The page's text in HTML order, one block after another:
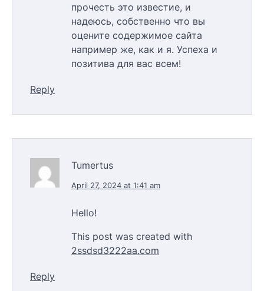
прочесть это известие, и
надеюсь, собственно что вы
оцените содержимое сайта
например же, как и я. Успеха и
позитива для вас всем!
Reply
Tumertus
April 27, 2024 at 1:41 am
Hello!
This post was created with
2ssdsd3222aa.com
Reply